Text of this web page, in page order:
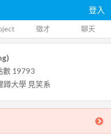
登入
徵才 聊天
)
數 19793
蹲大學 見笑系